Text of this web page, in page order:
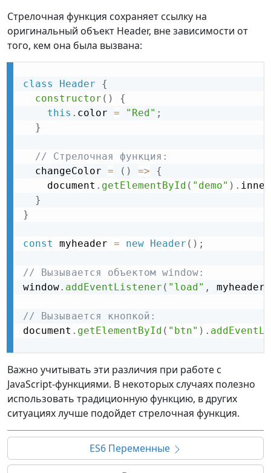
Стрелочная функция сохраняет ссылку на
оригинальный объект Header, вне зависимости от
того, кем она была вызвана:
class Header
{
constructor ( )
{
this . color = "Red" ;
}
// Стрелочная функция:
  changeColor
= ( ) =>
{
    document
. getElementById ( "demo" ) .
}
}
const myheader = new Header ( ) ;
// Вызывается объектом window:
window. addEventListener ( "load" , myheader
// Вызывается кнопкой:
document . getElementById ( "btn" ) .
Важно учитывать эти различия при работе с
JavaScript-функциями. В некоторых случаях полезно
использовать традиционную функцию, в других
ситуациях лучше подойдет стрелочная функция.
ES6 Переменные